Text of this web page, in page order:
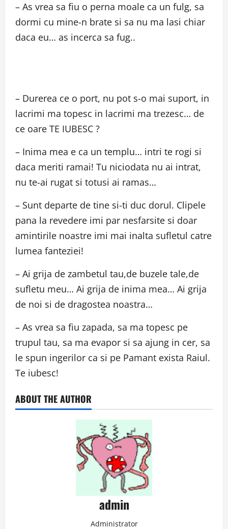
– As vrea sa fiu o perna moale ca un fulg, sa
dormi cu mine-n brate si sa nu ma lasi chiar
daca eu… as incerca sa fug..
– Durerea ce o port, nu pot s-o mai suport, in
lacrimi ma topesc in lacrimi ma trezesc… de
ce oare TE IUBESC ?
– Inima mea e ca un templu… intri te rogi si
daca meriti ramai! Tu niciodata nu ai intrat,
nu te-ai rugat si totusi ai ramas…
– Sunt departe de tine si-ti duc dorul. Clipele
pana la revedere imi par nesfarsite si doar
amintirile noastre imi mai inalta sufletul catre
lumea fanteziei!
– Ai grija de zambetul tau,de buzele tale,de
sufletu meu… Ai grija de inima mea… Ai grija
de noi si de dragostea noastra…
– As vrea sa fiu zapada, sa ma topesc pe
trupul tau, sa ma evapor si sa ajung in cer, sa
le spun ingerilor ca si pe Pamant exista Raiul.
Te iubesc!
ABOUT THE AUTHOR
admin
Administrator